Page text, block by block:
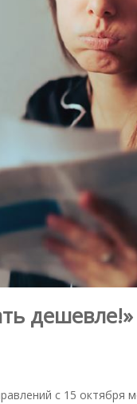
дешевле!»
с 15 октября